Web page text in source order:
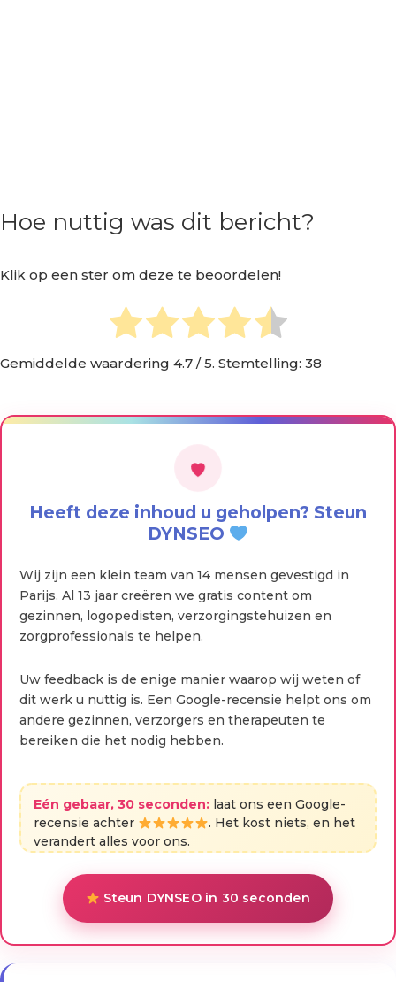
Hoe nuttig was dit bericht?
Klik op een ster om deze te beoordelen!
Gemiddelde waardering 4.7 / 5. Stemtelling: 38
Heeft deze inhoud u geholpen? Steun
DYNSEO
Wij zijn een klein team van 14 mensen gevestigd in
Parijs. Al 13 jaar creëren we gratis content om
gezinnen, logopedisten, verzorgingstehuizen en
zorgprofessionals te helpen.
Uw feedback is de enige manier waarop wij weten of
dit werk u nuttig is. Een Google-recensie helpt ons om
andere gezinnen, verzorgers en therapeuten te
bereiken die het nodig hebben.
Eén gebaar, 30 seconden: laat ons een Google-
recensie achter
. Het kost niets, en het
verandert alles voor ons.
Steun DYNSEO in 30 seconden